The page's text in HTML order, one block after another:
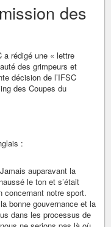
des
a rédigé une « lettre
des grimpeurs et
décision de l’IFSC
des Coupes du
:
auparavant la
le ton et s’était
concernant notre sport.
bonne gouvernance et la
dans les processus de